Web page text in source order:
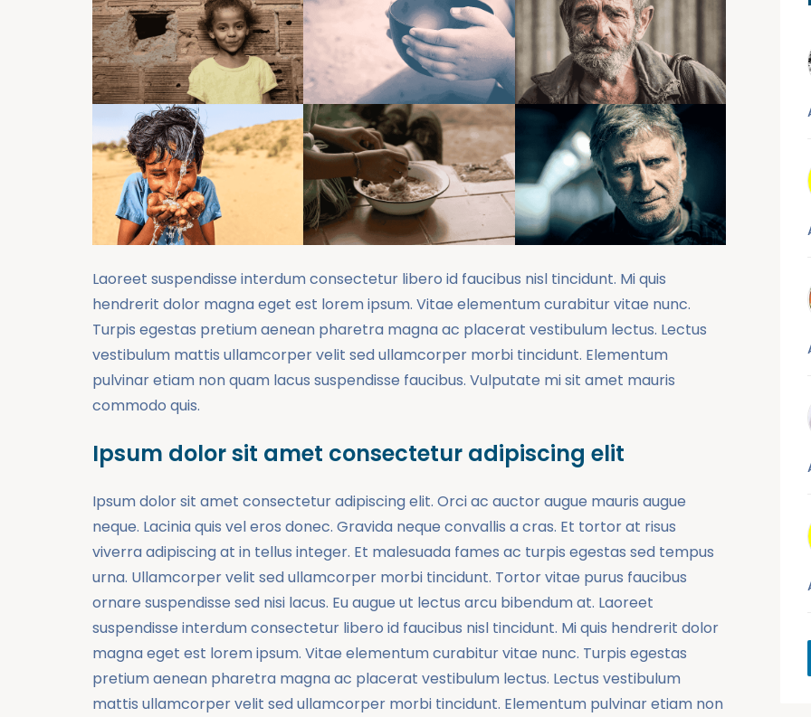
Laoreet suspendisse interdum consectetur libero id faucibus nisl tincidunt. Mi quis
hendrerit dolor magna eget est lorem ipsum. Vitae elementum curabitur vitae nunc.
Turpis egestas pretium aenean pharetra magna ac placerat vestibulum lectus. Lectus
vestibulum mattis ullamcorper velit sed ullamcorper morbi tincidunt. Elementum
pulvinar etiam non quam lacus suspendisse faucibus. Vulputate mi sit amet mauris
commodo quis.
Ipsum dolor sit amet consectetur adipiscing elit
Ipsum dolor sit amet consectetur adipiscing elit. Orci ac auctor augue mauris augue
neque. Lacinia quis vel eros donec. Gravida neque convallis a cras. Et tortor at risus
viverra adipiscing at in tellus integer. Et malesuada fames ac turpis egestas sed tempus
urna. Ullamcorper velit sed ullamcorper morbi tincidunt. Tortor vitae purus faucibus
ornare suspendisse sed nisi lacus. Eu augue ut lectus arcu bibendum at. Laoreet
suspendisse interdum consectetur libero id faucibus nisl tincidunt. Mi quis hendrerit dolor
magna eget est lorem ipsum. Vitae elementum curabitur vitae nunc. Turpis egestas
pretium aenean pharetra magna ac placerat vestibulum lectus. Lectus vestibulum
mattis ullamcorper velit sed ullamcorper morbi tincidunt. Elementum pulvinar etiam non